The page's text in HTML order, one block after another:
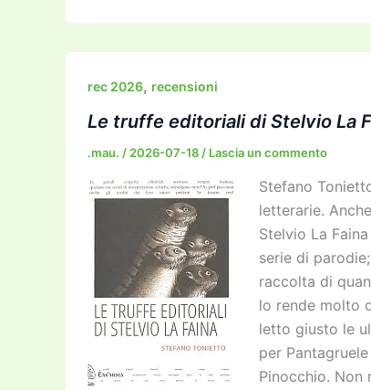
c
e
b
o
o
k
itt
er
ai
l
ai
l
st
o
o
n
e
gr
m
p
y
n
rec 2026, recensioni
Le truffe editoriali di Stelvio La
.mau. / 2026-07-18 / Lascia un commento
Stefano
letterarie.
Stelvio La
serie di
raccolta di
lo rende molto
letto giusto le
per
Pinocchio. Non